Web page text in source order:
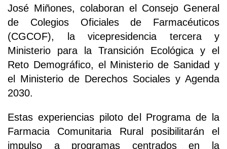
José Miñones, colaboran el Consejo General
de Colegios Oficiales de Farmacéuticos
(CGCOF), la vicepresidencia tercera y
Ministerio para la Transición Ecológica y el
Reto Demográfico, el Ministerio de Sanidad y
el Ministerio de Derechos Sociales y Agenda
2030.
Estas experiencias piloto del Programa de la
Farmacia Comunitaria Rural posibilitarán el
impulso a programas centrados en la